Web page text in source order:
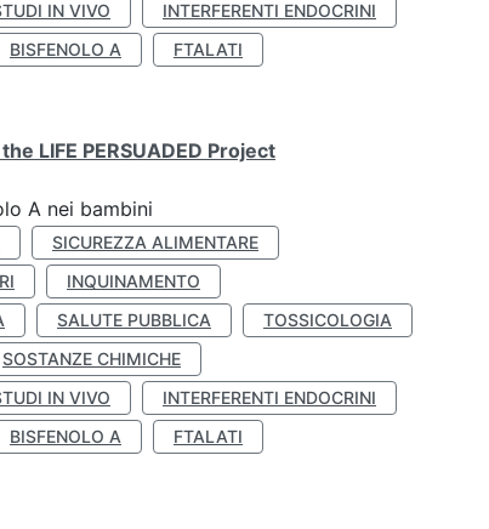
IN VIVO
INTERFERENTI ENDOCRINI
BISFENOLO A
FTALATI
LIFE PERSUADED Project
A nei bambini
SICUREZZA ALIMENTARE
INQUINAMENTO
SALUTE PUBBLICA
TOSSICOLOGIA
SOSTANZE CHIMICHE
IN VIVO
INTERFERENTI ENDOCRINI
BISFENOLO A
FTALATI